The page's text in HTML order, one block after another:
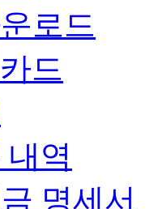
로드
드
역
명세서